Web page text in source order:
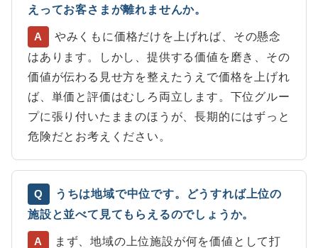
えってお客さまが離れませんか。
A
やみくもに価格だけを上げれば、その懸念
はあります。しかし、提供する価値を磨き、その
価値が伝わる見せ方を整えたうえで価格を上げれ
ば、単価と評価はむしろ両立します。下位グルー
プに張り付いたままのほうが、長期的にはずっと
危険だとお考えください。
Q
うちは地域で中位です。どうすれば上位の
施設と並べて見てもらえるのでしょうか。
A
まず、地域の上位施設が何を価値として打